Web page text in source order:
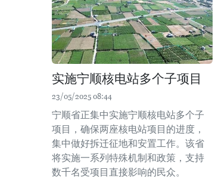
实施宁顺核电站多个子项目
23/05/2025 08:44
宁顺省正集中实施宁顺核电站多个子
项目，确保两座核电站项目的进度，
集中做好拆迁征地和安置工作。该省
将实施一系列特殊机制和政策，支持
数千名受项目直接影响的民众。